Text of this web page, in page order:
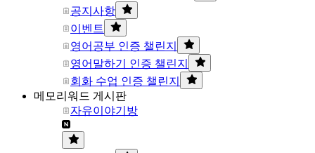
공지사항
이벤트
영어공부 인증 챌린지
영어말하기 인증 챌린지
회화 수업 인증 챌린지
메모리워드 게시판
자유이야기방